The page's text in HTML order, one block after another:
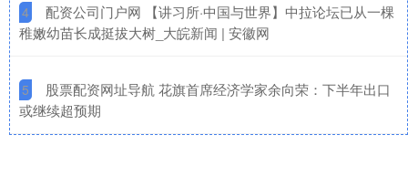
4
​配资公司门户网 【讲习所·中国与世界】中拉论坛已从一棵
稚嫩幼苗长成挺拔大树_大皖新闻 | 安徽网
5
​股票配资网址导航 花旗首席经济学家余向荣：下半年出口
或继续超预期